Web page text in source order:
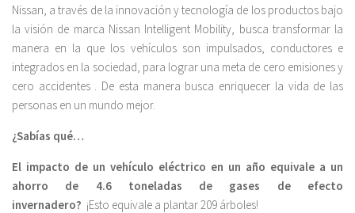
Nissan, a través de la innovación y tecnología de los productos bajo
la visión de marca Nissan Intelligent Mobility, busca transformar la
manera en la que los vehículos son impulsados, conductores e
integrados en la sociedad, para lograr una meta de cero emisiones y
cero accidentes . De esta manera busca enriquecer la vida de las
personas en un mundo mejor.
¿Sabías qué…
El impacto de un vehículo eléctrico en un año equivale a un
ahorro de 4.6 toneladas de gases de efecto
invernadero? ¡Esto equivale a plantar 209 árboles!